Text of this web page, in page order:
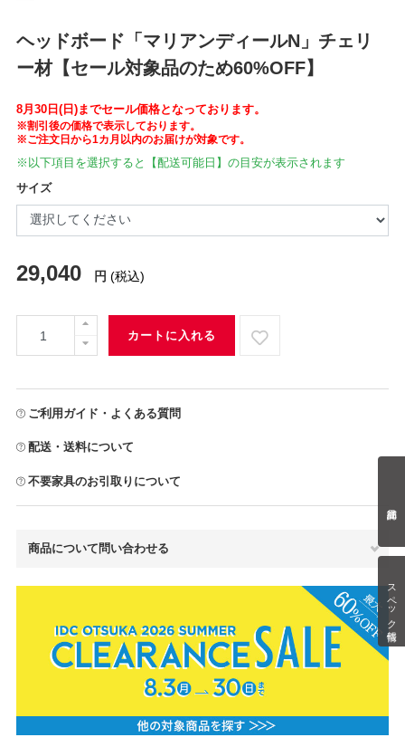
スペック情報
ヘッドボード「マリアンディールN」チェリ
ー材【セール対象品のため60%OFF】
8月30日(日)までセール価格となっております。
※割引後の価格で表示しております。
※ご注文日から1カ月以内のお届けが対象です。
※以下項目を選択すると【配送可能日】の目安が表示されます
サイズ
29,040 円 (税込)
カートに入れる
ご利用ガイド・よくある質問
配送・送料について
不要家具のお引取りについて
商品について問い合わせる